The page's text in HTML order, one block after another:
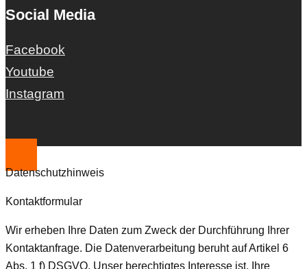
Social Media
Facebook
Youtube
Instagram
Datenschutzhinweis
Kontaktformular
Wir erheben Ihre Daten zum Zweck der Durchführung Ihrer
Kontaktanfrage. Die Datenverarbeitung beruht auf Artikel 6
Abs. 1 f) DSGVO. Unser berechtigtes Interesse ist, Ihre